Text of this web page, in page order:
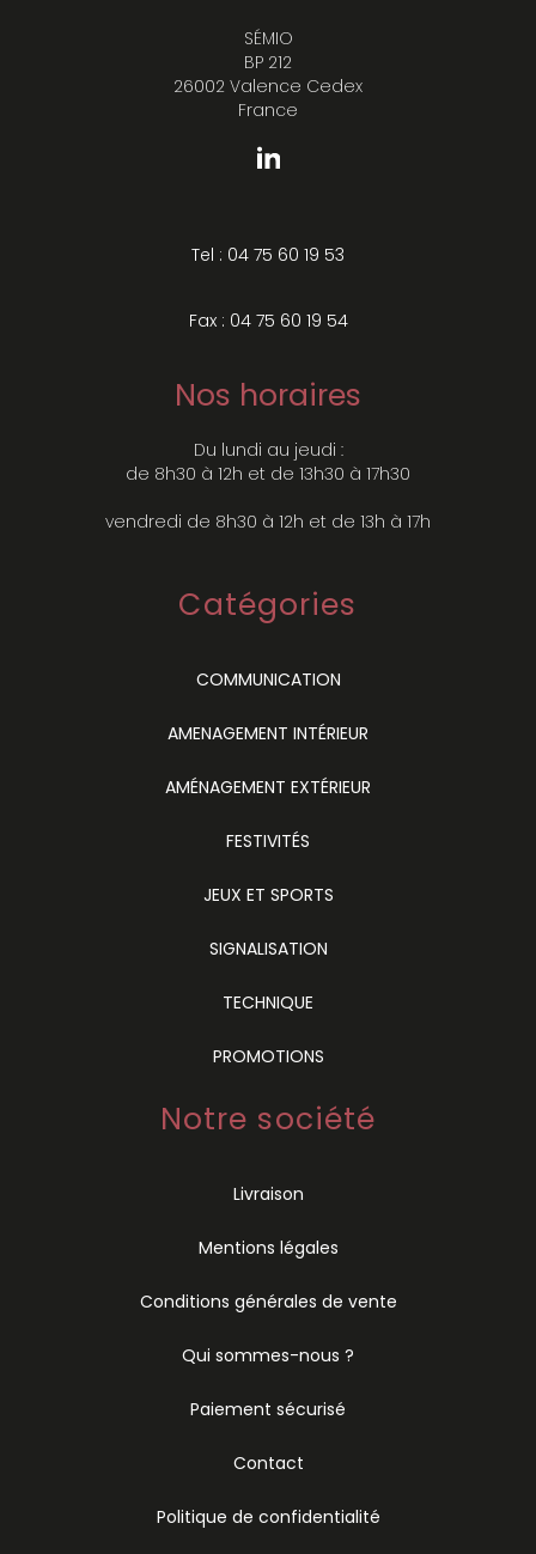
SÉMIO
BP 212
26002 Valence Cedex
France
Tel : 04 75 60 19 53
Fax : 04 75 60 19 54
Nos horaires
Du lundi au jeudi :
de 8h30 à 12h et de 13h30 à 17h30
vendredi de 8h30 à 12h et de 13h à 17h
Catégories
COMMUNICATION
AMENAGEMENT INTÉRIEUR
AMÉNAGEMENT EXTÉRIEUR
FESTIVITÉS
JEUX ET SPORTS
SIGNALISATION
TECHNIQUE
PROMOTIONS
Notre société
Livraison
Mentions légales
Conditions générales de vente
Qui sommes-nous ?
Paiement sécurisé
Contact
Politique de confidentialité